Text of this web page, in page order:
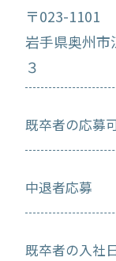
〒023-1101
岩手県奥州市
３
既卒者の応募
中退者応募
既卒者の入社